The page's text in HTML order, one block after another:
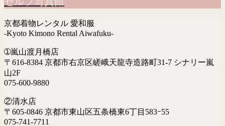
京都着物レンタル 愛和服
-Kyoto Kimono Rental Aiwafuku-
➀嵐山渡月橋店
〒616-8384 京都市右京区嵯峨天龍寺造路町31-7 シナリー嵐
山2F
075-600-9880
②清水店
〒605-0846 京都市東山区五条橋東6丁目583ｰ55
075-741-7711